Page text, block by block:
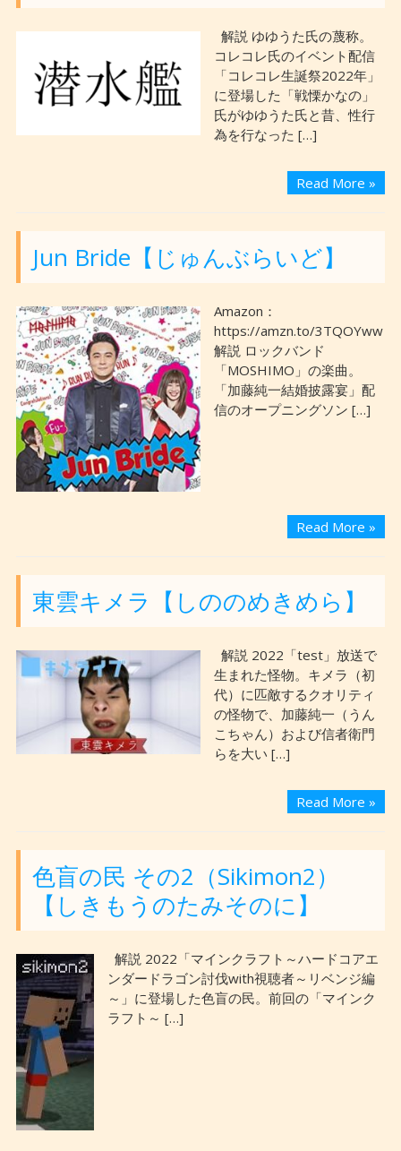
解説 ゆゆうた氏の蔑称。
コレコレ氏のイベント配信
「コレコレ生誕祭2022年」
に登場した「戦慄かなの」
氏がゆゆうた氏と昔、性行
為を行なった […]
Read More »
Jun Bride【じゅんぶらいど】
Amazon：
https://amzn.to/3TQOYww
解説 ロックバンド
「MOSHIMO」の楽曲。
「加藤純一結婚披露宴」配
信のオープニングソン […]
Read More »
東雲キメラ【しののめきめら】
解説 2022「test」放送で
生まれた怪物。キメラ（初
代）に匹敵するクオリティ
の怪物で、加藤純一（うん
こちゃん）および信者衛門
らを大い […]
Read More »
色盲の民 その2（Sikimon2）
【しきもうのたみそのに】
解説 2022「マインクラフト～ハードコアエ
ンダードラゴン討伐with視聴者～リベンジ編
～」に登場した色盲の民。前回の「マインク
ラフト～ […]